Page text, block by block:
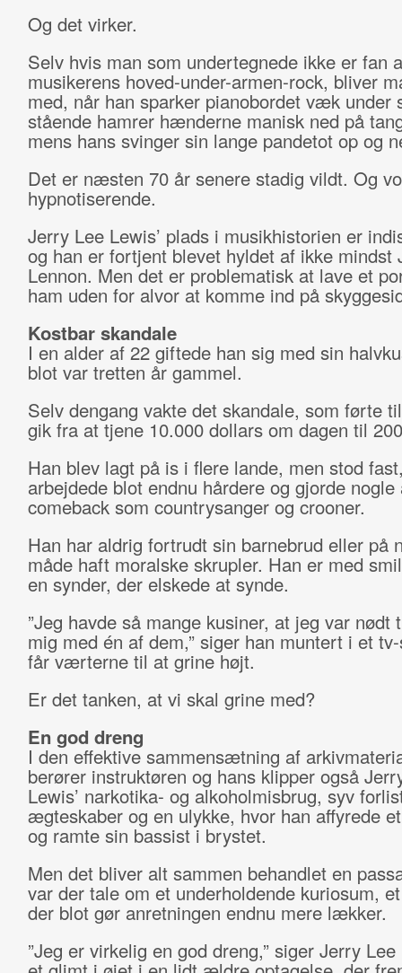
Og det virker.
Selv hvis man som undertegnede ikke er fan
musikerens hoved-under-armen-rock, bliver
med, når han sparker pianobordet væk under
stående hamrer hænderne manisk ned på
mens hans svinger sin lange pandetot op og
Det er næsten 70 år senere stadig vildt. Og
hypnotiserende.
Jerry Lee Lewis’ plads i musikhistorien er
og han er fortjent blevet hyldet af ikke mindst
Lennon. Men det er problematisk at lave et
ham uden for alvor at komme ind på
Kostbar skandale
I en alder af 22 giftede han sig med sin
blot var tretten år gammel.
Selv dengang vakte det skandale, som førte
gik fra at tjene 10.000 dollars om dagen til
Han blev lagt på is i flere lande, men stod
arbejdede blot endnu hårdere og gjorde nogle
comeback som countrysanger og crooner.
Han har aldrig fortrudt sin barnebrud eller på
måde haft moralske skrupler. Han er med
en synder, der elskede at synde.
”Jeg havde så mange kusiner, at jeg var nødt
mig med én af dem,” siger han muntert i et
får værterne til at grine højt.
Er det tanken, at vi skal grine med?
En god dreng
I den effektive sammensætning af
berører instruktøren og hans klipper også
Lewis’ narkotika- og alkoholmisbrug, syv
ægteskaber og en ulykke, hvor han affyrede
og ramte sin bassist i brystet.
Men det bliver alt sammen behandlet en
var der tale om et underholdende kuriosum,
der blot gør anretningen endnu mere lækker.
”Jeg er virkelig en god dreng,” siger Jerry